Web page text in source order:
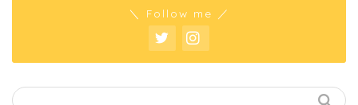
＼ Follow me ／